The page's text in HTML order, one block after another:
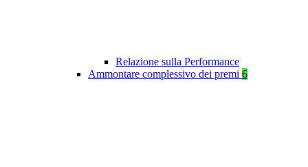
Relazione sulla Performance
Ammontare complessivo dei premi 6